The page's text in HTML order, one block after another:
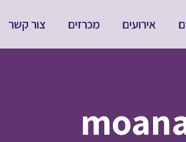
אירועים מכרזים צור קשר